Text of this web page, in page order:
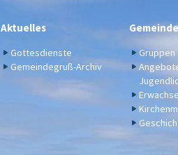
Aktuelles
Gottesdienste
Gemeindegruß-Archiv
Gruppen